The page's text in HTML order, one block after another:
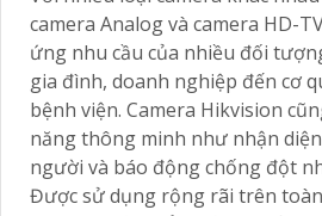
camera Analog và camera HD-
ứng nhu cầu của nhiều đối
gia đình, doanh nghiệp đến cơ
bệnh viện. Camera Hikvision
năng thông minh như nhận
người và báo động chống đột
Được sử dụng rộng rãi trên